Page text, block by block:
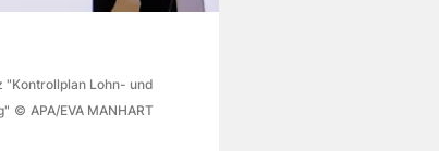
"Kontrollplan Lohn- und
© APA/EVA MANHART